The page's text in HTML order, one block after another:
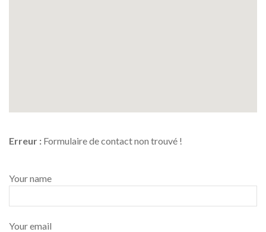
Erreur : Formulaire de contact non trouvé !
Your name
Your email